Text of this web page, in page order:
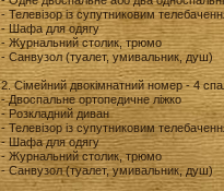
- Телевізор із супутниковим
- Шафа для одягу
- Журнальний столик, трюмо
- Санвузол (туалет, умивальник, душ)
2. Сімейний двокімнатний номер - 4
- Двоспальне ортопедичне ліжко
- Розкладний диван
- Телевізор із супутниковим
- Шафа для одягу
- Журнальний столик, трюмо
- Санвузол (туалет, умивальник, душ)